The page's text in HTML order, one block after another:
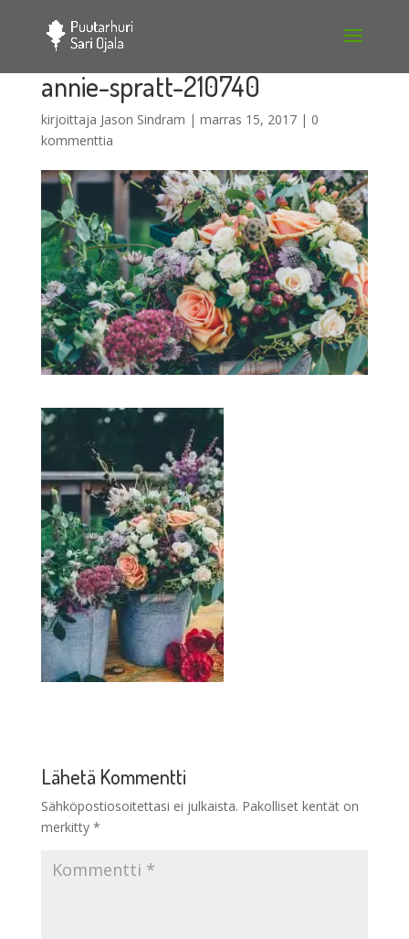
annie-spratt-210740
kirjoittaja Jason Sindram | marras 15, 2017| 0
kommenttia
Lähetä Kommentti
Sähköpostiosoitettasi ei julkaista. Pakolliset kentät on
merkitty *